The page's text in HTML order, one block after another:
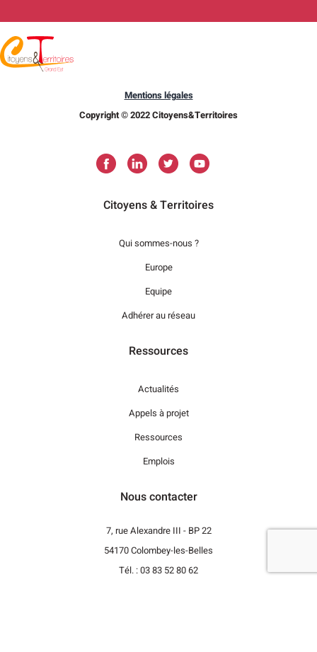
Mentions légales
Copyright © 2022 Citoyens&Territoires
Citoyens & Territoires
Qui sommes-nous ?
Europe
Equipe
Adhérer au réseau
Ressources
Actualités
Appels à projet
Ressources
Emplois
Nous contacter
7, rue Alexandre III - BP 22
54170 Colombey-les-Belles
Tél. : 03 83 52 80 62